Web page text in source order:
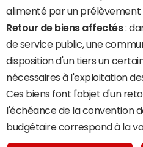
alimenté par un prélèvement
Retour de biens affectés:
de service public, une
disposition d'un tiers un
nécessaires à l'exploitation
Ces biens font l'objet d'un
l'échéance de la convention
budgétaire correspond à la